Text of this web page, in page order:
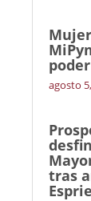
agosto
tras